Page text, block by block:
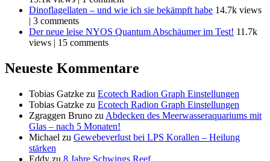
Dinoflagellaten – und wie ich sie bekämpft habe 14.7k views
| 3 comments
Der neue leise NYOS Quantum Abschäumer im Test! 11.7k
views | 15 comments
Neueste Kommentare
Tobias Gatzke zu Ecotech Radion Graph Einstellungen
Tobias Gatzke zu Ecotech Radion Graph Einstellungen
Zgraggen Bruno zu Abdecken des Meerwasseraquariums mit
Glas – nach 5 Monaten!
Michael zu Gewebeverlust bei LPS Korallen – Heilung
stärken